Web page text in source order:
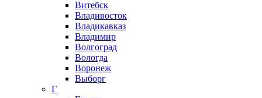
Витебск
Владивосток
Владикавказ
Владимир
Волгоград
Вологда
Воронеж
Выборг
Г